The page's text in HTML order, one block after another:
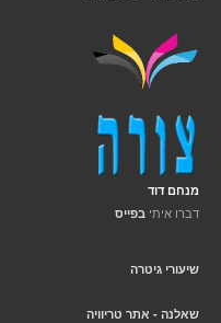
מנחם דוד
דברו איתי בפייס
שיעורי גיטרה
שאלנה - אתר טריוויה